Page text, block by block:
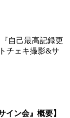
自己最高記録更
チェキ撮影&サ
イン会』概要】